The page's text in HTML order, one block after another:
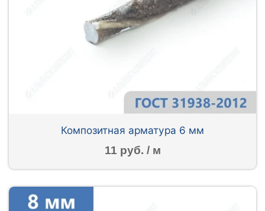
Композитная арматура 6 мм
11 руб. / м